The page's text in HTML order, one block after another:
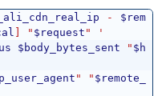
-
$rem
" $request "
'
$body_bytes_sent " $h
" " $remote_